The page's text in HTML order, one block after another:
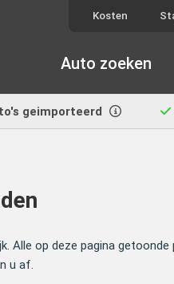
Kosten
Auto zoeken
geimporteerd
Alle op deze pagina
u af.